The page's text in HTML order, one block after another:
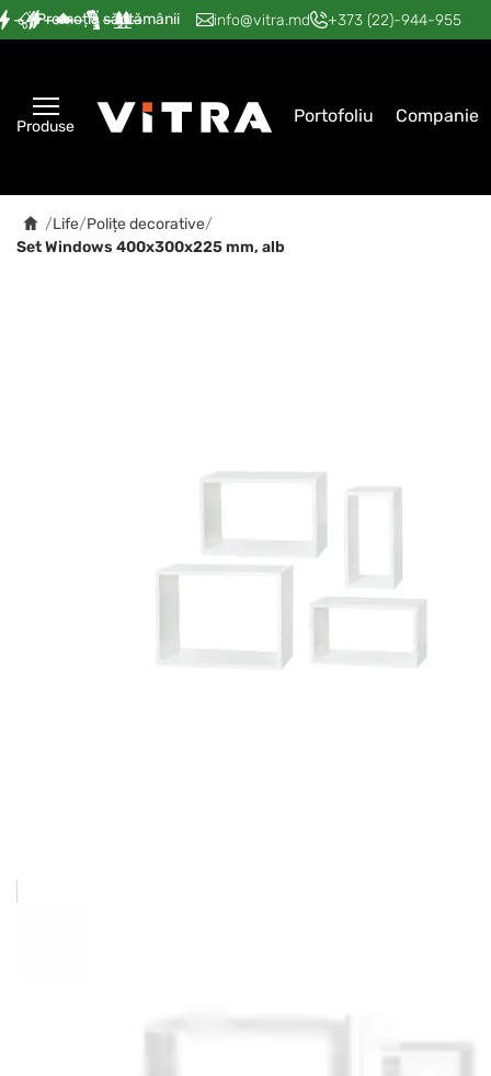
Promoția săptămânii
— — — — — info@vitra.md +373 (22)-944-955
Produse Portofoliu Companie
/Life/Polițe decorative/
Set Windows 400x300x225 mm, alb